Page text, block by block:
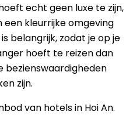
echt geen luxe te zijn,
een kleurrijke omgeving
belangrijk, zodat je op je
hoeft te reizen dan
bezienswaardigheden
zijn.
van hotels in Hoi An.